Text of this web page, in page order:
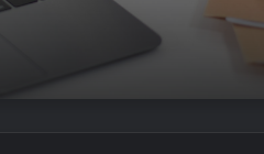
Bir Tür Bamya Yemeği
Cevabı – Bulmacada
Yemeği 5 Harfli Cevap